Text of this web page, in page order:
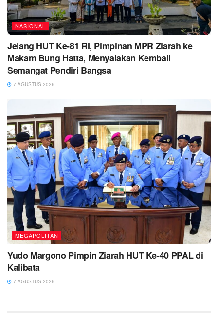
NASIONAL
Jelang HUT Ke-81 RI, Pimpinan MPR Ziarah ke
Makam Bung Hatta, Menyalakan Kembali
Semangat Pendiri Bangsa
7 AGUSTUS 2026
MEGAPOLITAN
Yudo Margono Pimpin Ziarah HUT Ke-40 PPAL di
Kalibata
7 AGUSTUS 2026